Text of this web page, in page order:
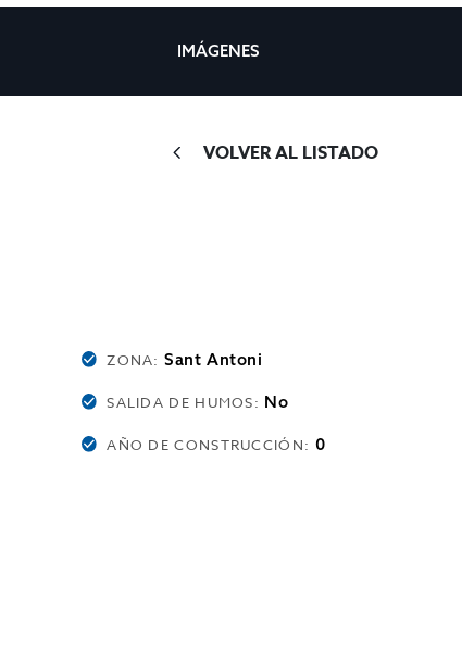
IMÁGENES
VOLVER AL LISTADO
ZONA:Sant Antoni
SALIDA DE HUMOS: No
AÑO DE CONSTRUCCIÓN: 0